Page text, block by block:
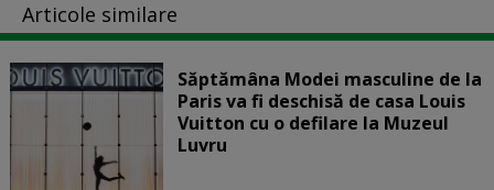
Articole similare
Săptămâna Modei masculine de la
Paris va fi deschisă de casa Louis
Vuitton cu o defilare la Muzeul
Luvru